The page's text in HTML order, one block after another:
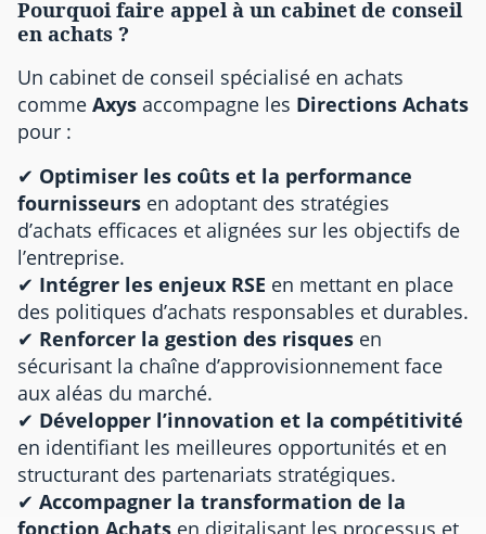
Pourquoi faire appel à un cabinet de conseil
en achats ?
Un cabinet de conseil spécialisé en achats
comme Axys accompagne les Directions Achats
pour :
✔ Optimiser les coûts et la performance
fournisseurs en adoptant des stratégies
d’achats efficaces et alignées sur les objectifs de
l’entreprise.
✔ Intégrer les enjeux RSE en mettant en place
des politiques d’achats responsables et durables.
✔ Renforcer la gestion des risques en
sécurisant la chaîne d’approvisionnement face
aux aléas du marché.
✔ Développer l’innovation et la compétitivité
en identifiant les meilleures opportunités et en
structurant des partenariats stratégiques.
✔ Accompagner la transformation de la
fonction Achats en digitalisant les processus et